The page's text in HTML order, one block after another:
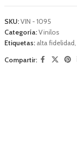
SKU:VIN - 1095
Categoría:Vinilos
Etiquetas: alta fidelidad,
Compartir: